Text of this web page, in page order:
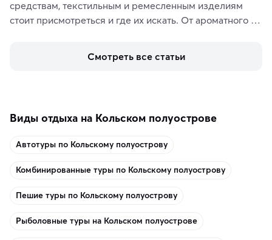
средствам, текстильным и ремесленным изделиям
стоит присмотреться и где их искать. От ароматного
аутентичных лавках — в подарок близким или себе на
Смотреть все статьи
Виды отдыха на Кольском полуострове
Автотуры по Кольскому полуострову
Комбинированные туры по Кольскому полуострову
Пешие туры по Кольскому полуострову
Рыболовные туры на Кольском полуострове